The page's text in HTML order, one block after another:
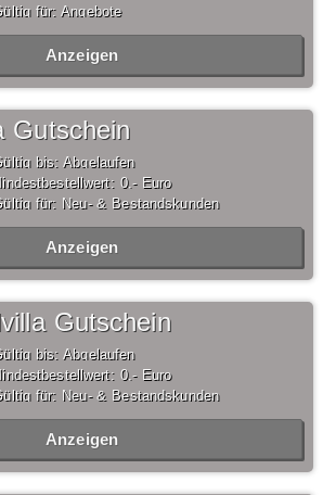
für: Angebote
Anzeigen
Gutschein
bis: Abgelaufen
0,- Euro
für: Neu- & Bestandskunden
Anzeigen
Gutschein
bis: Abgelaufen
0,- Euro
für: Neu- & Bestandskunden
Anzeigen